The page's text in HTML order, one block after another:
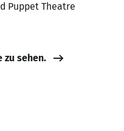
Puppet Theatre
zu sehen.